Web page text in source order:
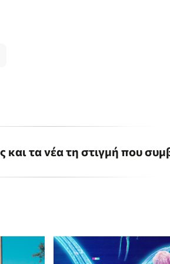
και τα νέα τη στιγμή που